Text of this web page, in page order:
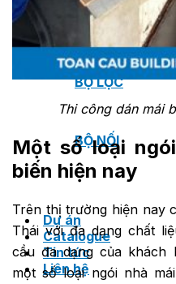
VAN XẢ KHÍ
BỘ LỌC
BỘ NỐI
Dự án
Catalogue
Tin tức
Liên hệ
Thi công dán mái
Một số loại
biến hiện nay
Trên thị trường hiện nay
Thái với đa dạng chất
cầu đa dạng của khách
một số loại ngói nhà